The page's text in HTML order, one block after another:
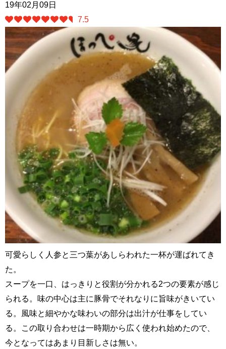
19年02月09日
7.5
可愛らしく人参と三つ葉があしらわれた一杯が運ばれてき
た。
スープを一口、はっきりと役割が分かれる2つの要素が感じ
られる。味の中心は主に豚骨でそれなりに旨味がきいてい
る。風味と細やかな味わいの部分は出汁が仕事をしてい
る。この取り合わせは一時期から広く使われ始めたので、
今となってはあまり目新しさは無い。